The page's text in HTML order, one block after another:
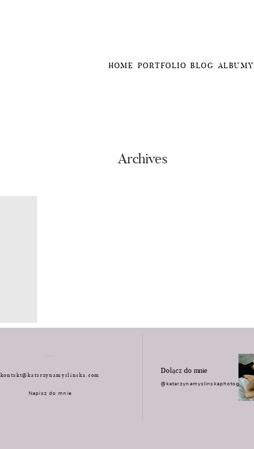
HOME PORTFOLIO BLOG ALBUMY
Archives
kontakt@katarzynamyslinska.com
Napisz do mnie
Dołącz do mnie
@katarzynamyslinskaphotography